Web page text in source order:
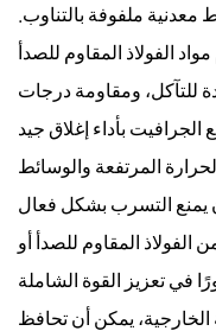
ملفوفة بالتناوب.
الفولاذ المقاوم للصدأ
جيدة للتآكل، ومقاومة درجات
الجرافيت بأداء إغلاق جيد
المرتفعة والوسائط
المقاوم للصدأ أو
في تعزيز القوة الشاملة
يمكن أن تحافظ